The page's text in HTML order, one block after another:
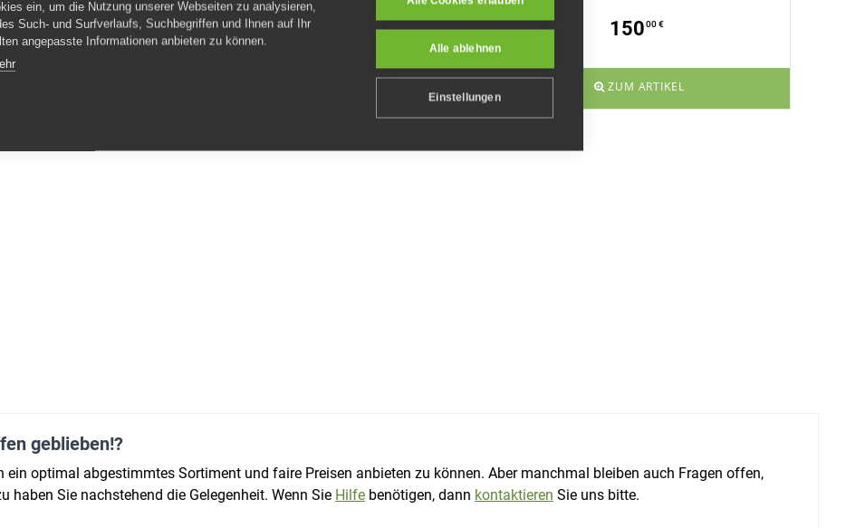
00 € 100 15000 €
ZUM ARTIKEL
geblieben!?
ein optimal abgestimmtes Sortiment und faire Preisen anbieten zu können. Aber manchmal bleiben auch Fragen offen,
Sie nachstehend die Gelegenheit. Wenn Sie Hilfe benötigen, dann kontaktieren Sie uns bitte.
ein, um die Nutzung unserer Webseiten zu analysieren,
Such- und Surfverlaufs, Suchbegriffen und Ihnen auf Ihr
angepasste Informationen anbieten zu können.
Alle ablehnen
Einstellungen